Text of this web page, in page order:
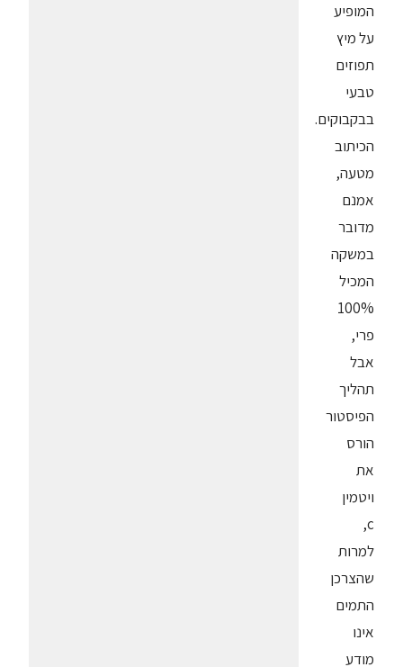
המופיע
על מיץ
תפוזים
טבעי
בבקבוקים.
הכיתוב
מטעה,
אמנם
מדובר
במשקה
המכיל
100%
פרי,
אבל
תהליך
הפיסטור
הורס
את
ויטמין
c,
למרות
שהצרכן
התמים
אינו
מודע